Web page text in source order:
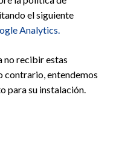
el siguiente
Analytics.
no recibir estas
contrario, entendemos
para su instalación.